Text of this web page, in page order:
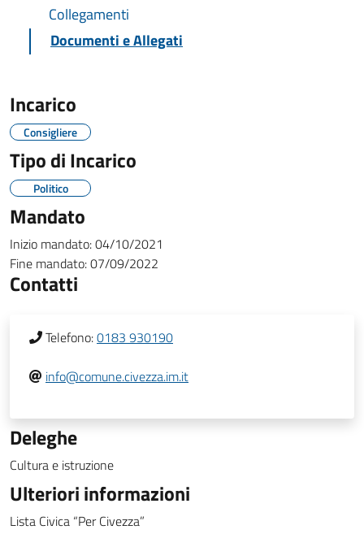
Collegamenti
Documenti e Allegati
Incarico
Consigliere
Tipo di Incarico
Politico
Mandato
Inizio mandato:04/10/2021
Fine mandato:07/09/2022
Contatti
Telefono:0183 930190
info@comune.civezza.im.it
Deleghe
Cultura e istruzione
Ulteriori informazioni
Lista Civica “Per Civezza”